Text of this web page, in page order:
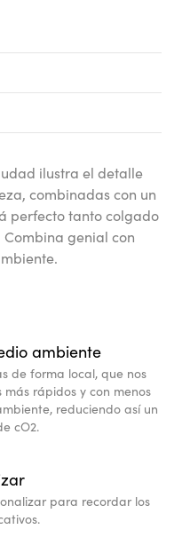
ilustra el detalle
combinadas con un
perfecto tanto colgado
genial con
ambiente
de forma local, que nos
rápidos y con menos
reduciendo así un
cO2.
para recordar los